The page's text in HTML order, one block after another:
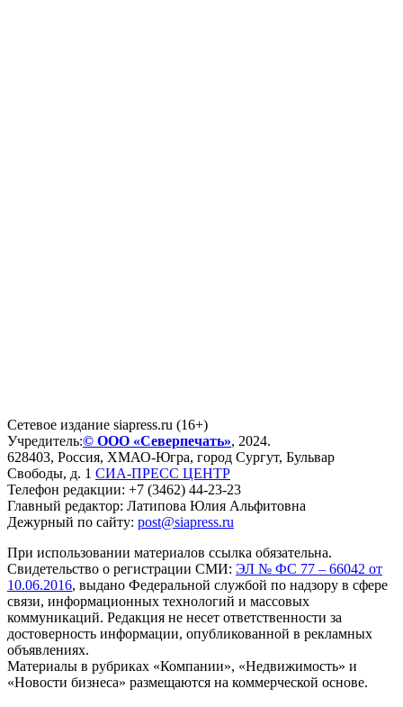
Сетевое издание siapress.ru (16+)
Учредитель:© ООО «Северпечать», 2024.
628403, Россия, ХМАО-Югра, город Сургут, Бульвар
Свободы, д. 1 СИА-ПРЕСС ЦЕНТР
Телефон редакции: +7 (3462) 44-23-23
Главный редактор: Латипова Юлия Альфитовна
Дежурный по сайту: post@siapress.ru
При использовании материалов ссылка обязательна.
Свидетельство о регистрации СМИ: ЭЛ № ФС 77 – 66042 от
10.06.2016, выдано Федеральной службой по надзору в сфере
связи, информационных технологий и массовых
коммуникаций. Редакция не несет ответственности за
достоверность информации, опубликованной в рекламных
объявлениях.
Материалы в рубриках «Компании», «Недвижимость» и
«Новости бизнеса» размещаются на коммерческой основе.